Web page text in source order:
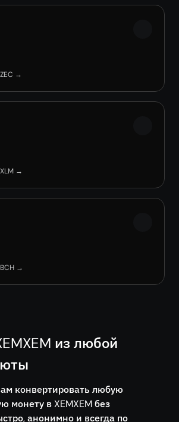
→
→
→
из любой
конвертировать любую
монету в XEMXEM без
анонимно и всегда по